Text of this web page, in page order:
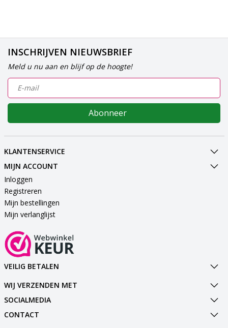
INSCHRIJVEN NIEUWSBRIEF
Meld u nu aan en blijf op de hoogte!
Abonneer
KLANTENSERVICE
MIJN ACCOUNT
Inloggen
Registreren
Mijn bestellingen
Mijn verlanglijst
VEILIG BETALEN
WIJ VERZENDEN MET
SOCIALMEDIA
CONTACT